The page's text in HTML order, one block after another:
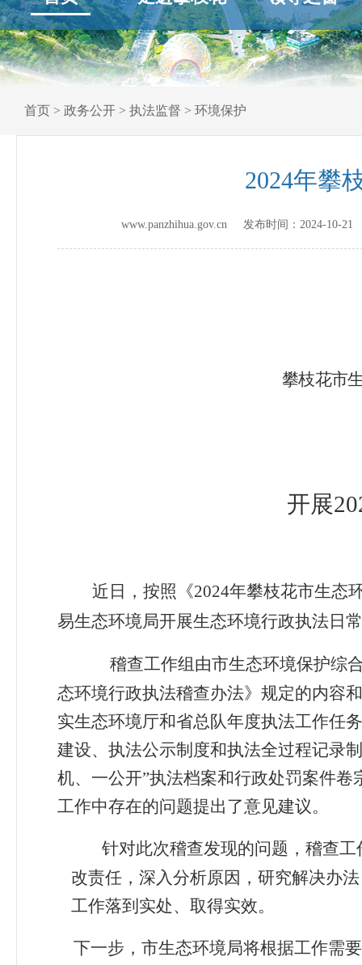
首页 > 政务公开 > 执法监督 > 环境保护
2024年攀
www.panzhihua.gov.cn 发布时间： 2024-10-21
攀枝花市
开展
近日，按照《2024年攀枝花市生态
易生态环境局开展生态环境行政执法日
稽查工作组由市生态环境保护综
态环境行政执法稽查办法》规定的内容
实生态环境厅和省总队年度执法工作任
建设、执法公示制度和执法全过程记录
机、一公开”执法档案和行政处罚案件
工作中存在的问题提出了意见建议。
针对此次稽查发现的问题，稽查
改责任，深入分析原因，研究解决办
工作落到实处、取得实效。
下一步，市生态环境局将根据工作需